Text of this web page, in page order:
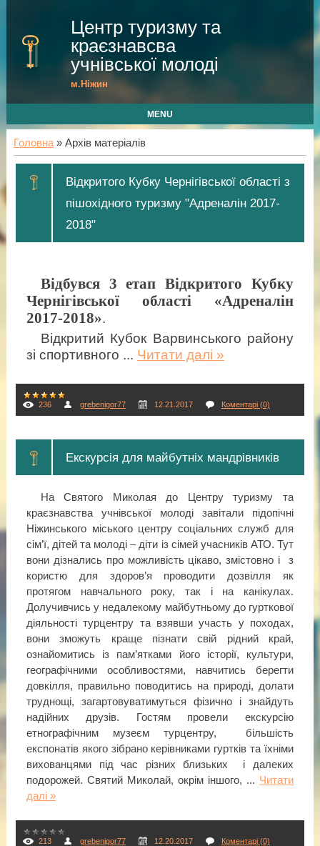
Центр туризму та
краєзнавсва
учнівської молоді
м.Ніжин
MENU
Головна» Архів матеріалів
Відкритого Кубку Чернігівської області з
пішохідного туризму "Адреналін 2017-
2018"
Відбувся 3 етапВідкритого Кубку
Чернігівської області «Адреналін
2017-2018».
Відкритий Кубок Варвинського району
зі спортивного ... Читати далі »
236 grebenigor77 12.21.2017 Коментарі (0)
Екскурсія для майбутніх мандрівників
На Святого Миколая до Центру туризму та
краєзнавства учнівської молоді завітали підопічні
Ніжинського міського центру соціальних служб для
сім’ї, дітей та молоді – діти із сімей учасників АТО. Тут
вони дізнались про можливість цікаво, змістовно і з
користю для здоров’я проводити дозвілля як
протягом навчального року, так і на канікулах.
Долучивчись у недалекому майбутньому до гурткової
діяльності турцентру та взявши участь у походах,
вони зможуть краще пізнати свій рідний край,
ознайомитись із пам’ятками його історії, культури,
географічними особливостями, навчитись берегти
довкілля, правильно поводитись на природі, долати
труднощі, загартовуватимуться фізично і знайдуть
надійних друзів. Гостям провели екскурсію
етнографічним музеєм турцентру, більшість
експонатів якого зібрано керівниками гуртків та їхніми
вихованцями під час різних близьких і далеких
подорожей. Святий Миколай, окрім іншого, ... Читати
далі »
213 grebenigor77 12.20.2017 Коментарі (0)